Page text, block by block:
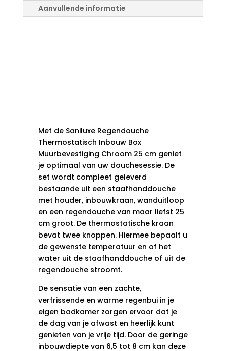
CHROOM
25
Aanvullende informatie
Met de Saniluxe Regendouche
Thermostatisch Inbouw Box
Muurbevestiging Chroom 25 cm geniet
je optimaal van uw douchesessie. De
set wordt compleet geleverd
bestaande uit een staafhanddouche
met houder, inbouwkraan, wanduitloop
en een regendouche van maar liefst 25
cm groot. De thermostatische kraan
bevat twee knoppen. Hiermee bepaalt u
de gewenste temperatuur en of het
water uit de staafhanddouche of uit de
regendouche stroomt.
De sensatie van een zachte,
verfrissende en warme regenbui in je
eigen badkamer zorgen ervoor dat je
de dag van je afwast en heerlijk kunt
genieten van je vrije tijd. Door de geringe
inbouwdiepte van 6,5 tot 8 cm kan deze